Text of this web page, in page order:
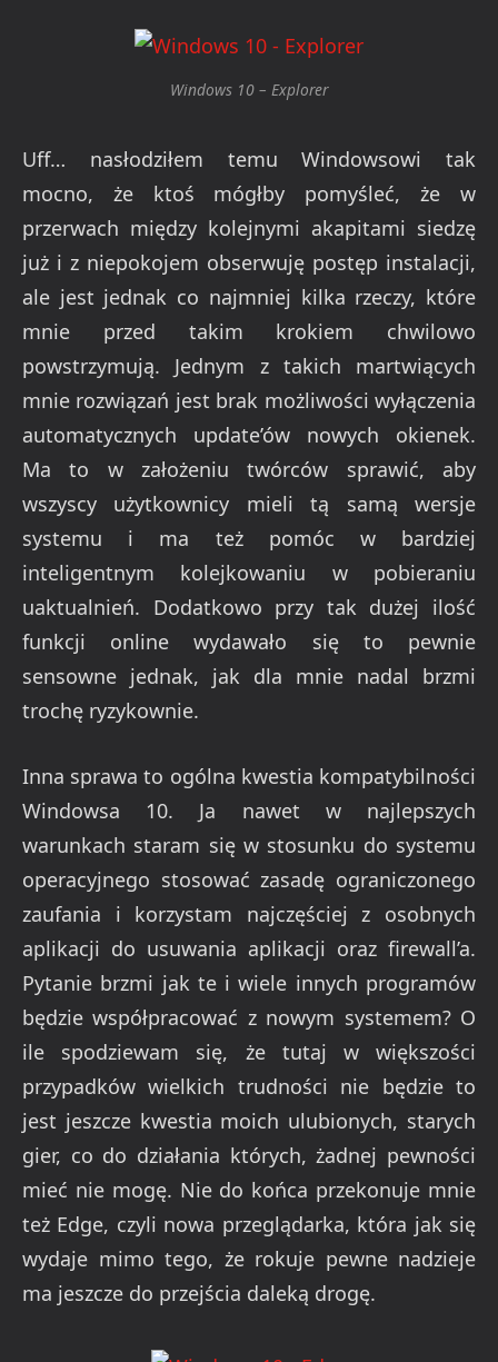
Windows 10 – Explorer
Uff… nasłodziłem temu Windowsowi tak
mocno, że ktoś mógłby pomyśleć, że w
przerwach między kolejnymi akapitami siedzę
już i z niepokojem obserwuję postęp instalacji,
ale jest jednak co najmniej kilka rzeczy, które
mnie przed takim krokiem chwilowo
powstrzymują. Jednym z takich martwiących
mnie rozwiązań jest brak możliwości wyłączenia
automatycznych update’ów nowych okienek.
Ma to w założeniu twórców sprawić, aby
wszyscy użytkownicy mieli tą samą wersje
systemu i ma też pomóc w bardziej
inteligentnym kolejkowaniu w pobieraniu
uaktualnień. Dodatkowo przy tak dużej ilość
funkcji online wydawało się to pewnie
sensowne jednak, jak dla mnie nadal brzmi
trochę ryzykownie.
Inna sprawa to ogólna kwestia kompatybilności
Windowsa 10. Ja nawet w najlepszych
warunkach staram się w stosunku do systemu
operacyjnego stosować zasadę ograniczonego
zaufania i korzystam najczęściej z osobnych
aplikacji do usuwania aplikacji oraz firewall’a.
Pytanie brzmi jak te i wiele innych programów
będzie współpracować z nowym systemem? O
ile spodziewam się, że tutaj w większości
przypadków wielkich trudności nie będzie to
jest jeszcze kwestia moich ulubionych, starych
gier, co do działania których, żadnej pewności
mieć nie mogę. Nie do końca przekonuje mnie
też Edge, czyli nowa przeglądarka, która jak się
wydaje mimo tego, że rokuje pewne nadzieje
ma jeszcze do przejścia daleką drogę.